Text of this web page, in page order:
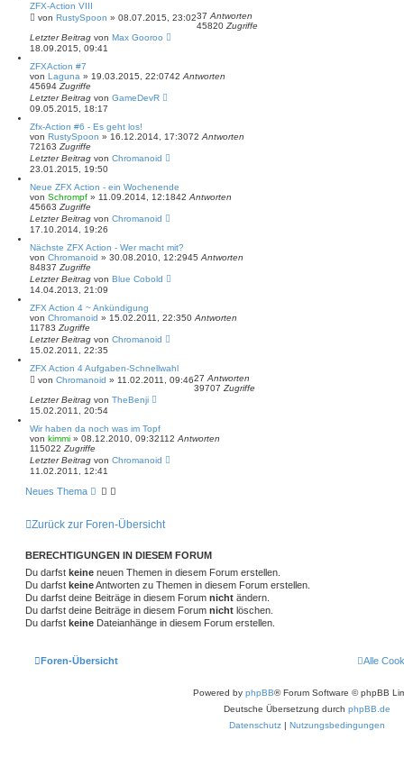
ZFX-Action VIII
von RustySpoon » 08.07.2015, 23:0237 Antworten
45820 Zugriffe
Letzter Beitrag von Max Gooroo
18.09.2015, 09:41
ZFXAction #7
von Laguna » 19.03.2015, 22:0742 Antworten
45694 Zugriffe
Letzter Beitrag von GameDevR
09.05.2015, 18:17
Zfx-Action #6 - Es geht los!
von RustySpoon » 16.12.2014, 17:3072 Antworten
72163 Zugriffe
Letzter Beitrag von Chromanoid
23.01.2015, 19:50
Neue ZFX Action - ein Wochenende
von Schrompf » 11.09.2014, 12:1842 Antworten
45663 Zugriffe
Letzter Beitrag von Chromanoid
17.10.2014, 19:26
Nächste ZFX Action - Wer macht mit?
von Chromanoid » 30.08.2010, 12:2945 Antworten
84837 Zugriffe
Letzter Beitrag von Blue Cobold
14.04.2013, 21:09
ZFX Action 4 ~ Ankündigung
von Chromanoid » 15.02.2011, 22:350 Antworten
11783 Zugriffe
Letzter Beitrag von Chromanoid
15.02.2011, 22:35
ZFX Action 4 Aufgaben-Schnellwahl
von Chromanoid » 11.02.2011, 09:4627 Antworten
39707 Zugriffe
Letzter Beitrag von TheBenji
15.02.2011, 20:54
Wir haben da noch was im Topf
von kimmi » 08.12.2010, 09:32112 Antworten
115022 Zugriffe
Letzter Beitrag von Chromanoid
11.02.2011, 12:41
Neues Thema
Zurück zur Foren-Übersicht
BERECHTIGUNGEN IN DIESEM FORUM
Du darfst keine neuen Themen in diesem Forum erstellen.
Du darfst keineAntworten zu Themen in diesem Forum erstellen.
Du darfst deine Beiträge in diesem Forum nicht ändern.
Du darfst deine Beiträge in diesem Forum nicht löschen.
Du darfst keine Dateianhänge in diesem Forum erstellen.
Foren-Übersicht Alle
Powered by phpBB® Forum Software © phpBB
Deutsche Übersetzung durch phpBB.de
Datenschutz | Nutzungsbedingungen